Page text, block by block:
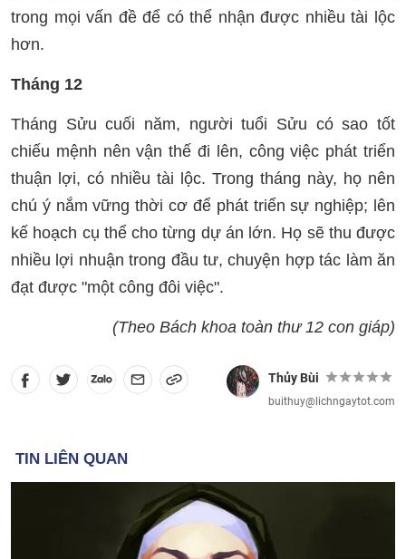
trong mọi vấn đề để có thể nhận được nhiều tài lộc
hơn.
Tháng 12
Tháng Sửu cuối năm, người tuổi Sửu có sao tốt
chiếu mệnh nên vận thế đi lên, công việc phát triển
thuận lợi, có nhiều tài lộc. Trong tháng này, họ nên
chú ý nắm vững thời cơ để phát triển sự nghiệp; lên
kế hoạch cụ thể cho từng dự án lớn. Họ sẽ thu được
nhiều lợi nhuận trong đầu tư, chuyện hợp tác làm ăn
đạt được "một công đôi việc".
(Theo Bách khoa toàn thư 12 con giáp)
Thủy Bùi
buithuy@lichngaytot.com